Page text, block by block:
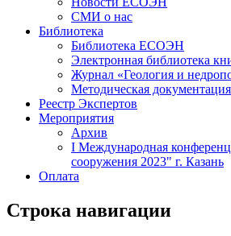
СМИ о нас
Библиотека
Библиотека ЕСОЭН
Электронная библиотека
Журнал «Геология и
Методическая документация
Реестр Экспертов
Мероприятия
Архив
I Международная
сооружения 2023" г. Казань
Оплата
Строка навигации